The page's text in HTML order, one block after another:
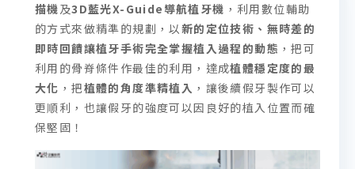
描機及3D藍光X-Guide導航植牙機 ，利用數位輔助
的方式來做精準的規劃，以新的定位技術、無時差的
即時回饋讓植牙手術完全掌握植入過程的動態 ，把可
利用的骨脊條件作最佳的利用，達成植體穩定度的最
大化 ，把植體的角度準精植入 ，讓後續假牙製作可以
更順利，也讓假牙的強度可以因良好的植入位置而確
保堅固！